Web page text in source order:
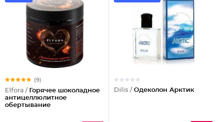
(9)
Elfora / Горячее шоколадное
антицеллюлитное
обертывание
Dilis / Одеколон Арктик